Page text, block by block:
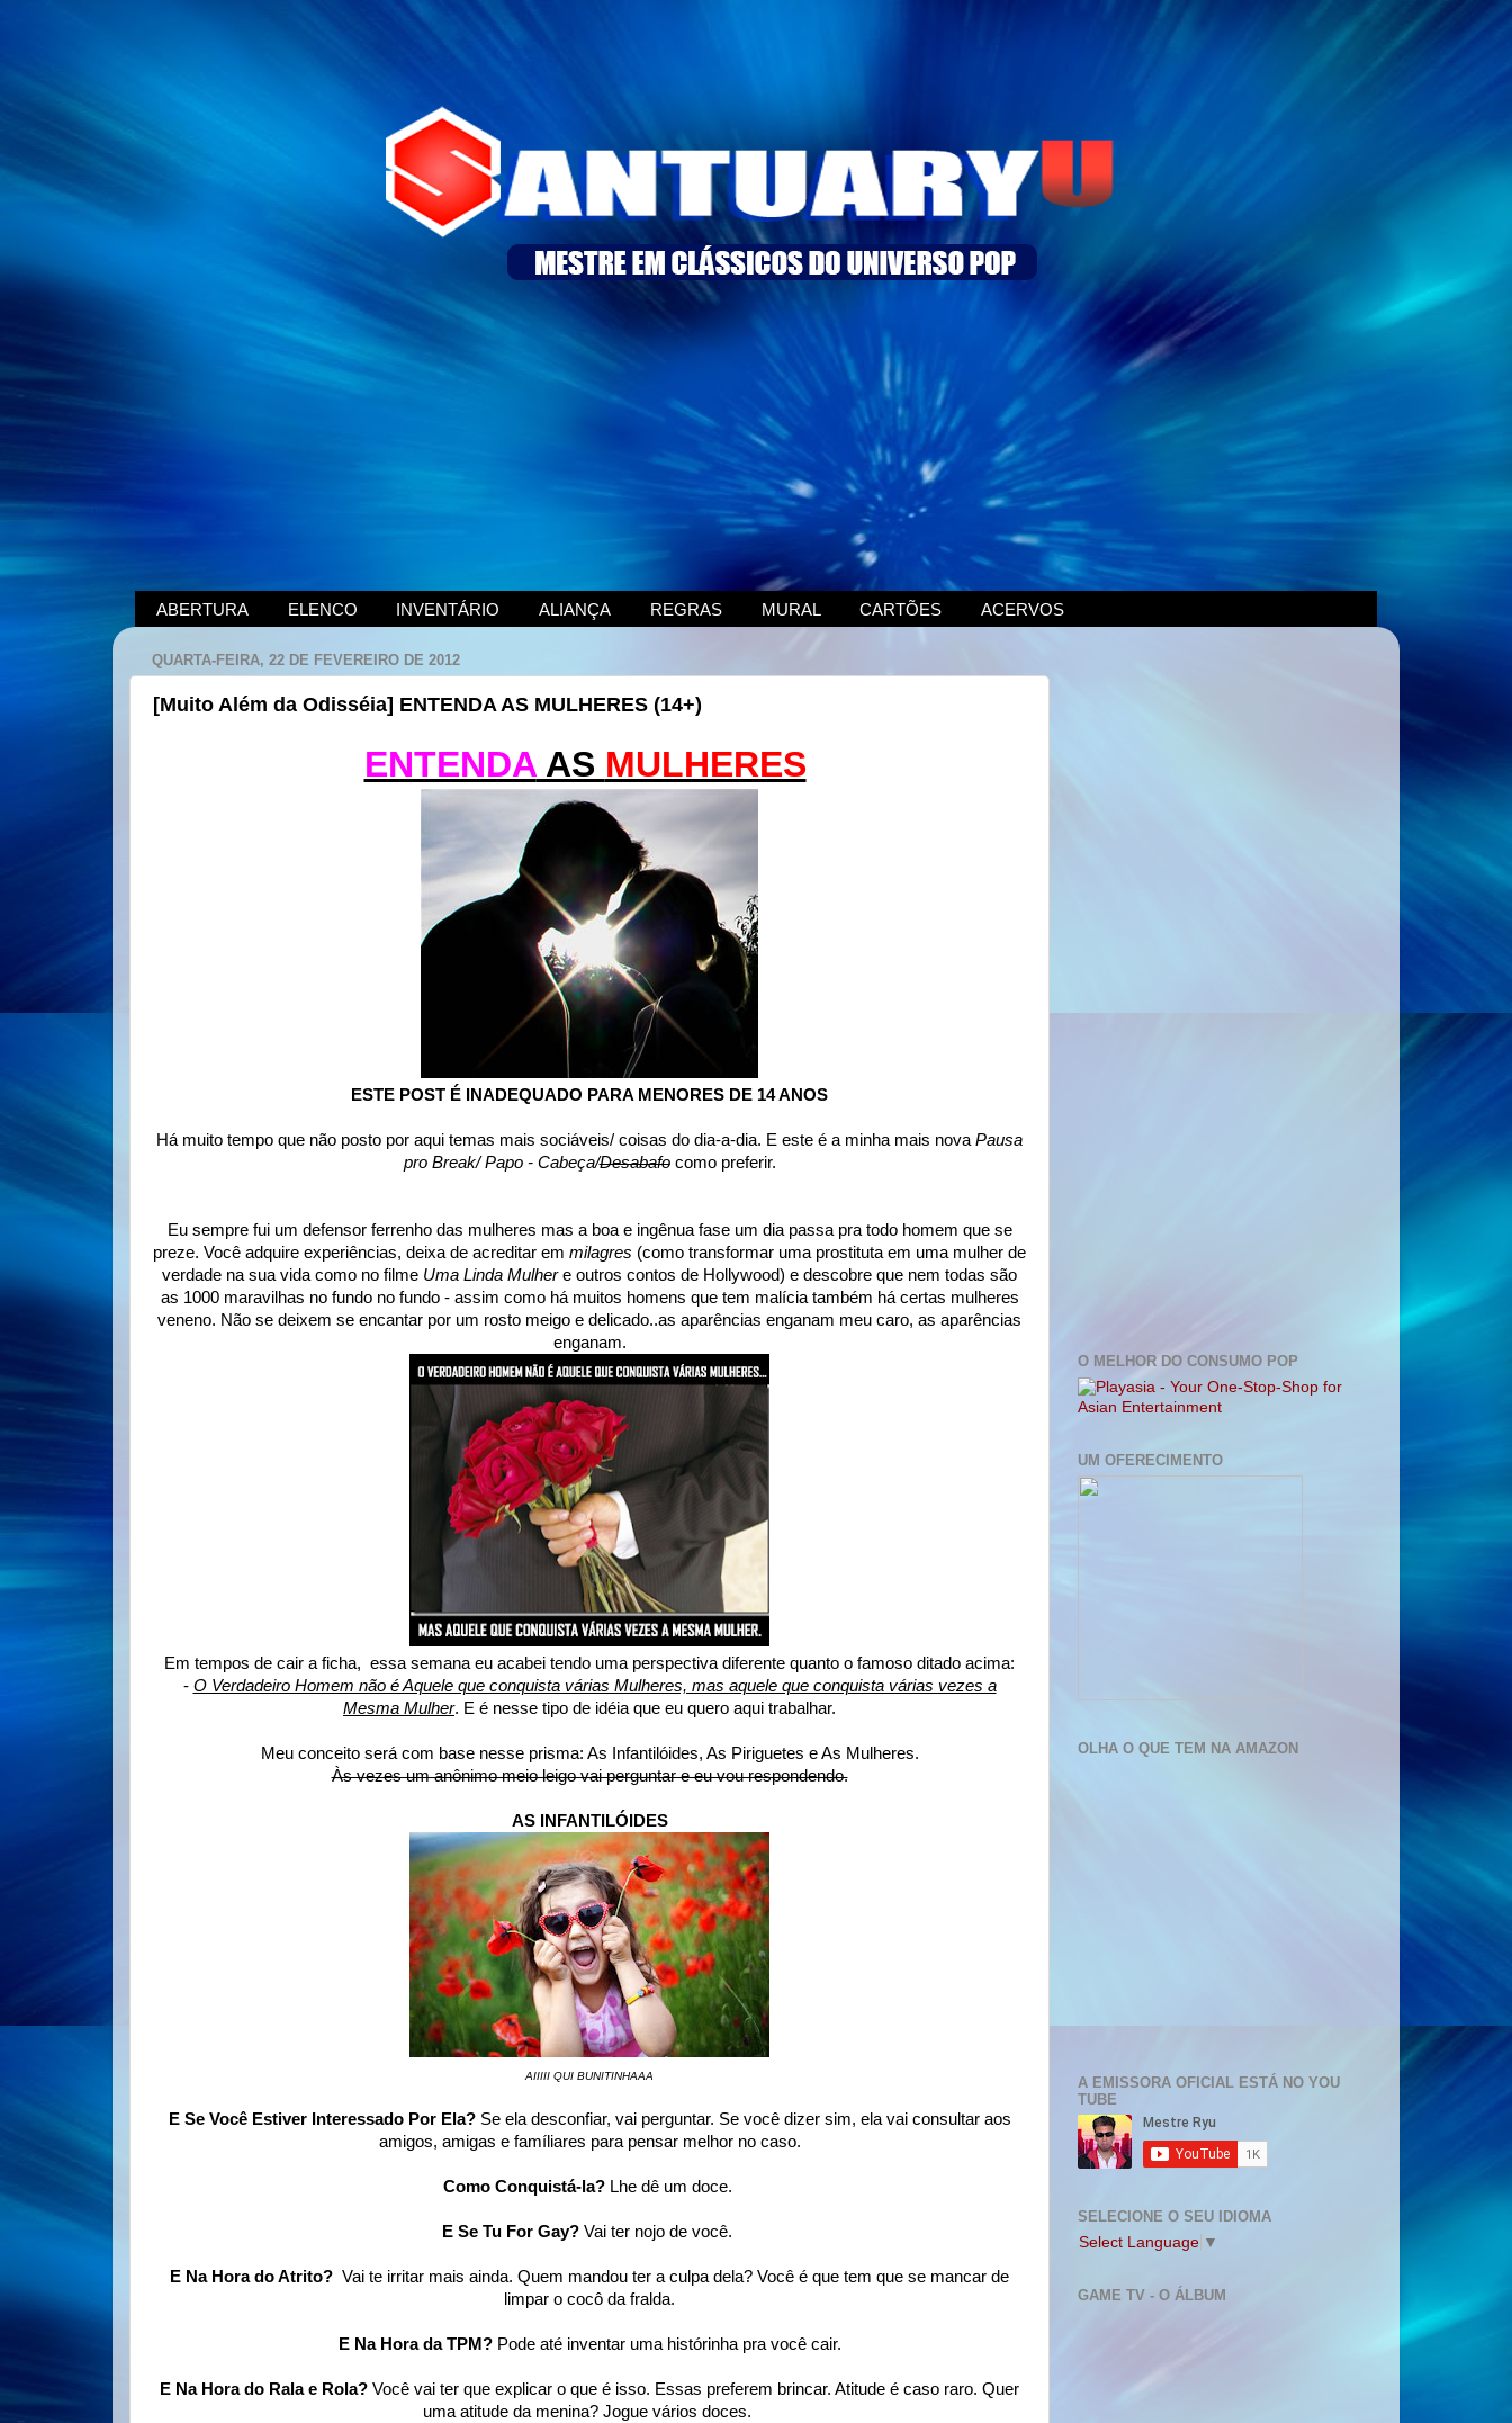
ABERTURA ELENCO INVENTÁRIO ALIANÇA REGRAS MURAL CARTÕES ACERVOS
QUARTA-FEIRA, 22 DE FEVEREIRO DE 2012
[Muito Além da Odisséia] ENTENDA AS MULHERES (14+)
ENTENDAAS MULHERES
ESTE POST É INADEQUADO PARA MENORES DE 14 ANOS
Há muito tempo que não posto por aqui temas mais sociáveis/ coisas do dia-a-dia. E este é a minha mais novaPausa
pro Break/ Papo - Cabeça/Desabafocomo preferir.
Eu sempre fui um defensor ferrenho das mulheres mas a boa e ingênua fase um dia passa pra todo homem que se
preze. Você adquire experiências, deixa de acreditar em milagres (como transformar uma prostituta em uma mulher de
verdade na sua vida como no filme Uma Linda Mulhere outros contos de Hollywood) e descobre que nem todas são
as 1000 maravilhas no fundo no fundo - assim como há muitos homens que tem malícia também há certas mulheres
veneno. Não se deixem se encantar por um rosto meigo e delicado..as aparências enganam meu caro, as aparências
enganam.
Em tempos de cair a ficha, essa semana eu acabei tendo uma perspectiva diferente quanto o famoso ditado acima:
- O Verdadeiro Homem não é Aquele que conquista várias Mulheres, mas aquele que conquista várias vezes a
Mesma Mulher. E é nesse tipo de idéia que eu quero aqui trabalhar.
Meu conceito será com base nesse prisma: As Infantilóides, As Piriguetes e As Mulheres.
Às vezes um anônimo meio leigo vai perguntar e eu vou respondendo.
AS INFANTILÓIDES
AIIIII QUI BUNITINHAAA
E Se Você Estiver Interessado Por Ela? Se ela desconfiar, vai perguntar. Se você dizer sim, ela vai consultar aos
amigos, amigas e famíliares para pensar melhor no caso.
Como Conquistá-la?Lhe dê um doce.
E Se Tu For Gay? Vai ter nojo de você.
E Na Hora do Atrito? Vai te irritar mais ainda. Quem mandou ter a culpa dela? Você é que tem que se mancar de
limpar o cocô da fralda.
E Na Hora da TPM? Pode até inventar uma histórinha pra você cair.
E Na Hora do Rala e Rola? Você vai ter que explicar o que é isso. Essas preferem brincar. Atitude é caso raro. Quer
uma atitude da menina? Jogue vários doces.
O MELHOR DO CONSUMO POP
UM OFERECIMENTO
OLHA O QUE TEM NA AMAZON
A EMISSORA OFICIAL ESTÁ NO YOU
TUBE
SELECIONE O SEU IDIOMA
Select Language ▼
GAME TV - O ÁLBUM